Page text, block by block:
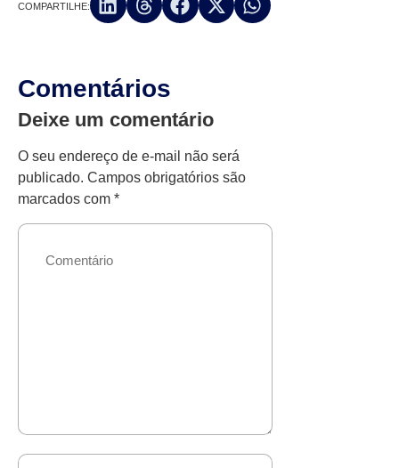
COMPARTILHE:
Comentários
Deixe um comentário
O seu endereço de e-mail não será
publicado. Campos obrigatórios são
marcados com *